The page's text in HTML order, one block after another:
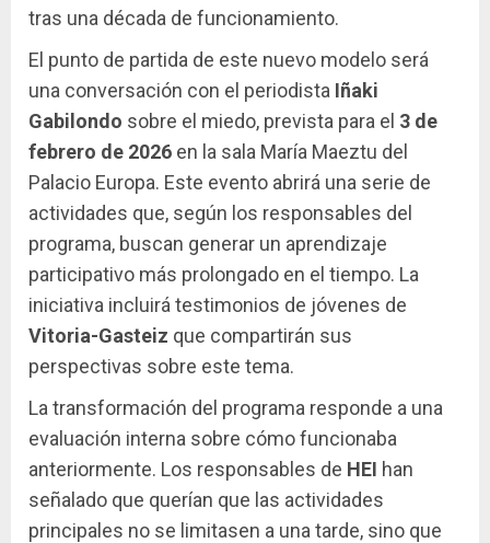
tras una década de funcionamiento.
El punto de partida de este nuevo modelo será
una conversación con el periodista Iñaki
Gabilondo sobre el miedo, prevista para el 3 de
febrero de 2026 en la sala María Maeztu del
Palacio Europa. Este evento abrirá una serie de
actividades que, según los responsables del
programa, buscan generar un aprendizaje
participativo más prolongado en el tiempo. La
iniciativa incluirá testimonios de jóvenes de
Vitoria-Gasteiz que compartirán sus
perspectivas sobre este tema.
La transformación del programa responde a una
evaluación interna sobre cómo funcionaba
anteriormente. Los responsables de HEI han
señalado que querían que las actividades
principales no se limitasen a una tarde, sino que